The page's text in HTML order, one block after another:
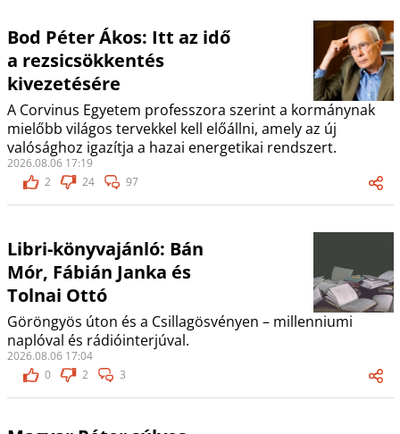
Bod Péter Ákos: Itt az idő
a rezsicsökkentés
kivezetésére
A Corvinus Egyetem professzora szerint a kormánynak
mielőbb világos tervekkel kell előállni, amely az új
valósághoz igazítja a hazai energetikai rendszert.
2026.08.06 17:19
2
24 97
Libri-könyvajánló: Bán
Mór, Fábián Janka és
Tolnai Ottó
Göröngyös úton és a Csillagösvényen – millenniumi
naplóval és rádióinterjúval.
2026.08.06 17:04
0
2 3